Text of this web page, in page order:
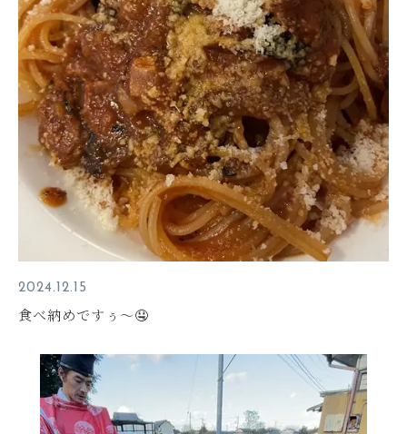
2024.12.15
食べ納めですぅ～🤤